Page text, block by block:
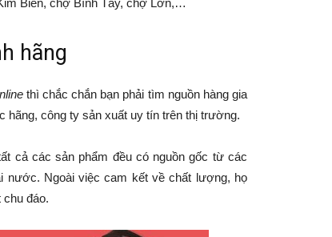
Biên, chợ Bình Tây, chợ Lớn,…
hãng
thì chắc chắn bạn phải tìm nguồn hàng gia
hãng, công ty sản xuất uy tín trên thị trường.
cả các sản phẩm đều có nguồn gốc từ các
nước. Ngoài việc cam kết về chất lượng, họ
đáo.